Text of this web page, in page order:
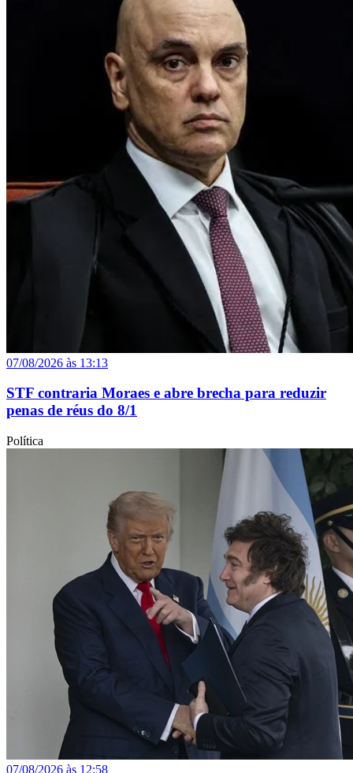
07/08/2026 às 13:13
STF contraria Moraes e abre brecha para reduzir
penas de réus do 8/1
Política
07/08/2026 às 12:58